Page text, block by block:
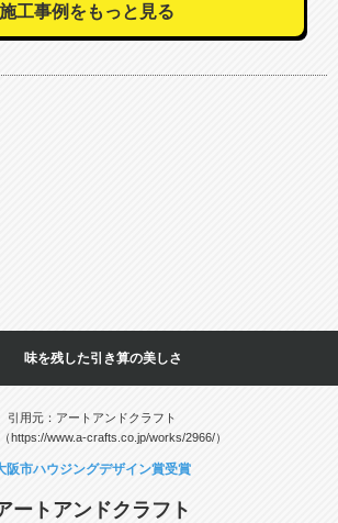
施工事例をもっと見る
味を残した引き算の美しさ
引用元：アートアンドクラフト
https://www.a-crafts.co.jp/works/2966/）
阪市ハウジングデザイン賞受賞
ートアンドクラフト